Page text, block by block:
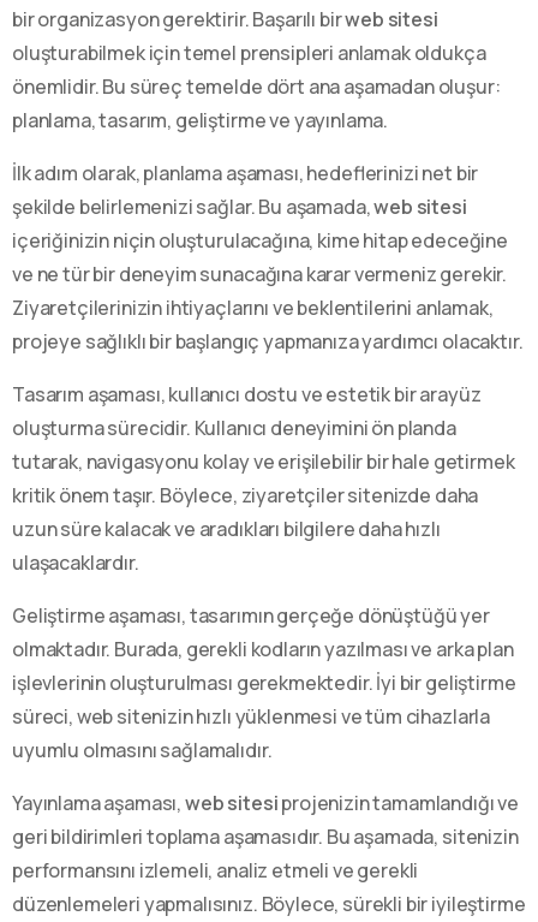
bir organizasyon gerektirir. Başarılı birweb sitesi
oluşturabilmek için temel prensipleri anlamak oldukça
önemlidir. Bu süreç temelde dört ana aşamadan oluşur:
planlama, tasarım, geliştirme ve yayınlama.
İlk adım olarak, planlama aşaması, hedeflerinizi net bir
şekilde belirlemenizi sağlar. Bu aşamada,web sitesi
içeriğinizin niçin oluşturulacağına, kime hitap edeceğine
ve ne tür bir deneyim sunacağına karar vermeniz gerekir.
Ziyaretçilerinizin ihtiyaçlarını ve beklentilerini anlamak,
projeye sağlıklı bir başlangıç yapmanıza yardımcı olacaktır.
Tasarım aşaması, kullanıcı dostu ve estetik bir arayüz
oluşturma sürecidir. Kullanıcı deneyimini ön planda
tutarak, navigasyonu kolay ve erişilebilir bir hale getirmek
kritik önem taşır. Böylece, ziyaretçiler sitenizde daha
uzun süre kalacak ve aradıkları bilgilere daha hızlı
ulaşacaklardır.
Geliştirme aşaması, tasarımın gerçeğe dönüştüğü yer
olmaktadır. Burada, gerekli kodların yazılması ve arka plan
işlevlerinin oluşturulması gerekmektedir. İyi bir geliştirme
süreci, web sitenizin hızlı yüklenmesi ve tüm cihazlarla
uyumlu olmasını sağlamalıdır.
Yayınlama aşaması,web sitesiprojenizin tamamlandığı ve
geri bildirimleri toplama aşamasıdır. Bu aşamada, sitenizin
performansını izlemeli, analiz etmeli ve gerekli
düzenlemeleri yapmalısınız. Böylece, sürekli bir iyileştirme